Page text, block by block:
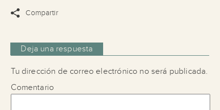
Compartir
Deja una respuesta
Tu dirección de correo electrónico no será publicada.
Comentario